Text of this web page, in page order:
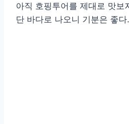
아직 호핑투어를 제대로 맛보
단 바다로 나오니 기분은 좋다.